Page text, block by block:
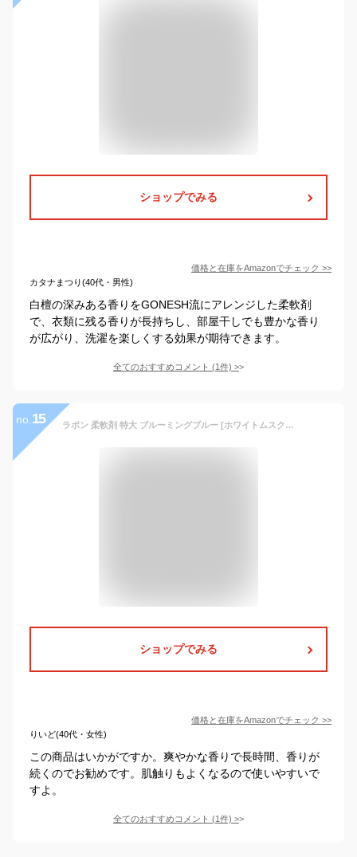
ショップでみる
価格と在庫をAmazonでチェック >>
カタナまつり(40代・男性)
白檀の深みある香りをGONESH流にアレンジした柔軟剤
で、衣類に残る香りが長持ちし、部屋干しでも豊かな香り
が広がり、洗濯を楽しくする効果が期待できます。
全てのおすすめコメント (1件) >
no. 15 ラボン 柔軟剤 特大 ブルーミングブルー [ホワイトムスク] 詰め替え 3倍サイズ 1440ml
ショップでみる
価格と在庫をAmazonでチェック >>
りいど(40代・女性)
この商品はいかがですか。爽やかな香りで長時間、香りが
続くのでお勧めです。肌触りもよくなるので使いやすいで
すよ。
全てのおすすめコメント (1件) >